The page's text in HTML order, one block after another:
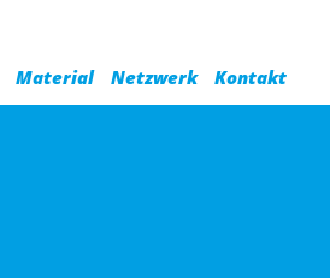
a
m
n
Material Netzwerk Kontakt